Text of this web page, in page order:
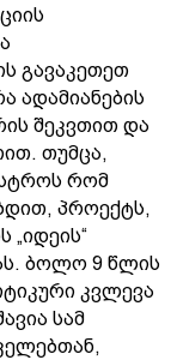
გავაკეთეთ
ადამიანების
შეკვთით და
თუმცა,
რომ
პროექტს,
ბოლო 9 წლის
კვლევა
სამ